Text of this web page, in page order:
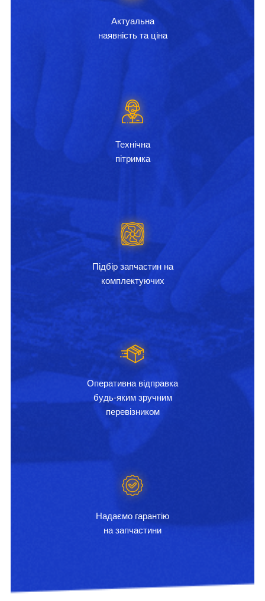
Актуальна
наявність та ціна
Технічна
пітримка
Підбір запчастин на
комплектуючих
Оперативна відправка
будь-яким зручним
перевізником
Надаємо гарантію
на запчастини